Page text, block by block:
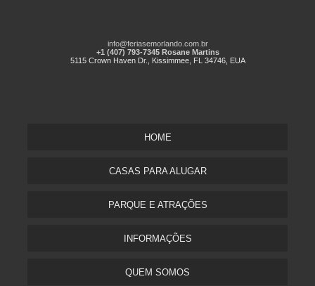
info@feriasemorlando.com.br
+1 (407) 793-7345 Rosane Martins
5115 Crown Haven Dr., Kissimmee, FL 34746, EUA
HOME
CASAS PARA ALUGAR
PARQUE E ATRAÇÕES
INFORMAÇÕES
QUEM SOMOS